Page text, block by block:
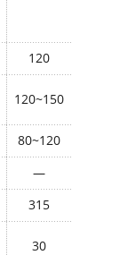
120
120~150
80~120
—
315
30